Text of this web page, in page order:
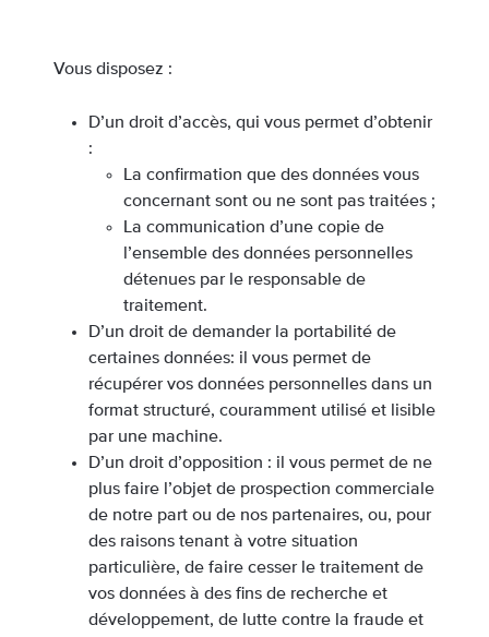
Vous disposez :
D’un droit d’accès, qui vous permet d’obtenir
:
La confirmation que des données vous
concernant sont ou ne sont pas traitées ;
La communication d’une copie de
l’ensemble des données personnelles
détenues par le responsable de
traitement.
D’un droit de demander la portabilité de
certaines données: il vous permet de
récupérer vos données personnelles dans un
format structuré, couramment utilisé et lisible
par une machine.
D’un droit d’opposition : il vous permet de ne
plus faire l’objet de prospection commerciale
de notre part ou de nos partenaires, ou, pour
des raisons tenant à votre situation
particulière, de faire cesser le traitement de
vos données à des fins de recherche et
développement, de lutte contre la fraude et